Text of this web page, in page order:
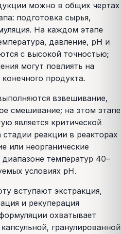
можно в общих чертах
подготовка сырья,
На каждом этапе
давление, pH и
с высокой точностью;
могут повлиять на
продукта.
взвешивание,
смешивание; на этом этапе
является критической
реакции в реакторах
или неорганические
температур 40–
условиях pH.
вступают экстракция,
и рекуперация
охватывает
гранулированной